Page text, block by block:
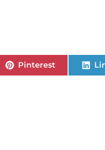
Pinterest